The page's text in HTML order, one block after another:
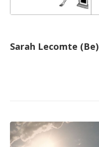
Sarah Lecomte (Be)